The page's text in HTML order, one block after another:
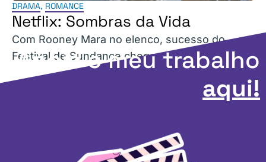
DRAMA, ROMANCE
Netflix: Sombras da Vida
Com Rooney Mara no elenco, sucesso do
Festival de Sundance chega na Netflix.
Apoie o meu trabalho
aqui!